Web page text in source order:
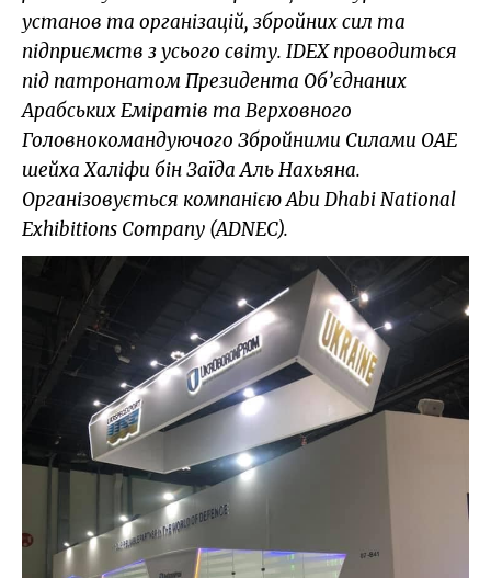
установ та організацій, збройних сил та
підприємств з усього світу. IDEX проводиться
під патронатом Президента Об’єднаних
Арабських Еміратів та Верховного
Головнокомандуючого Збройними Силами ОАЕ
шейха Халіфи бін Заїда Аль Нахьяна.
Організовується компанією Abu Dhabi National
Exhibitions Company (ADNEC).